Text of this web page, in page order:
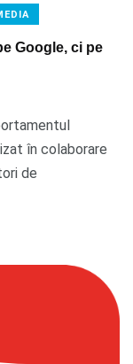
Google, ci pe
în colaborare
de